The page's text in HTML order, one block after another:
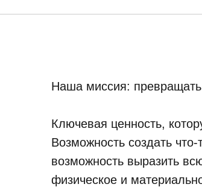
Наша миссия:
Ключевая ценность,
Возможность создать
возможность выразить
физическое и